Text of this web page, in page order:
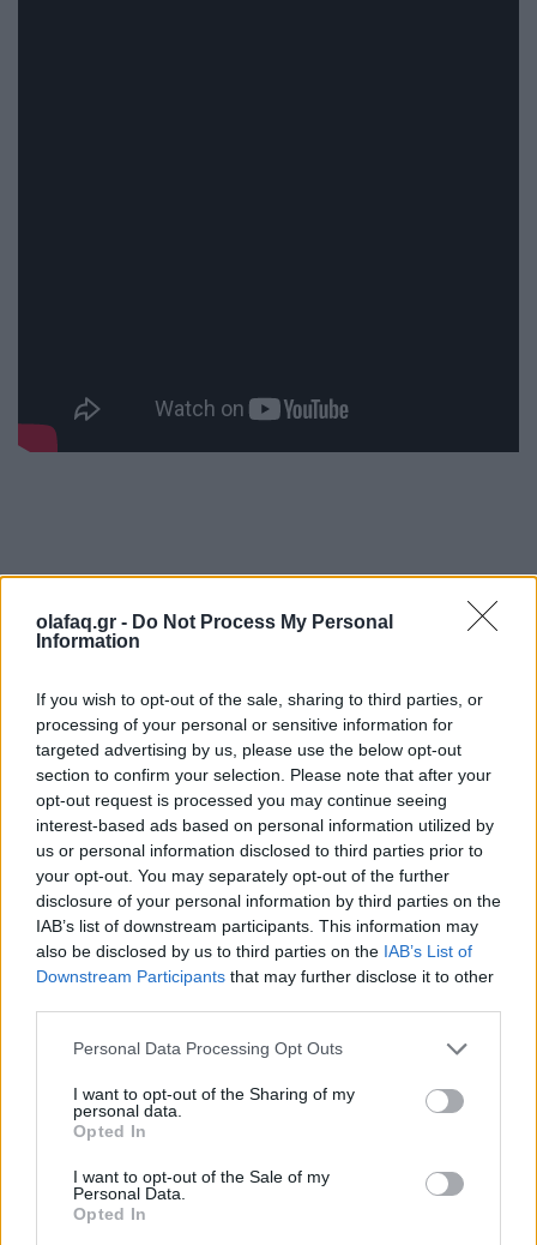
olafaq.gr - Do Not Process My Personal
Information
If you wish to opt-out of the sale, sharing to third parties, or
processing of your personal or sensitive information for
targeted advertising by us, please use the below opt-out
section to confirm your selection. Please note that after your
opt-out request is processed you may continue seeing
interest-based ads based on personal information utilized by
us or personal information disclosed to third parties prior to
your opt-out. You may separately opt-out of the further
disclosure of your personal information by third parties on the
IAB’s list of downstream participants. This information may
also be disclosed by us to third parties on the IAB’s List of
Downstream Participants that may further disclose it to other
Personal Data Processing Opt Outs
I want to opt-out of the Sharing of my
personal data.
Opted In
I want to opt-out of the Sale of my
Personal Data.
Opted In
Οι δυο αξιωματούχοι δήλωσαν επίσης ότι
Πεντάγωνο είναι αποφασισμένο να αφαιρέσει το
στίγμα που συνδέεται με τις θεάσεις ανεξήγητων
ιπτάμενων αντικειμένων, ενθαρρύνοντας τους
πιλότους να αναφέρουν τέτοια φαινόμενα.
Ο πρόεδρος της αρμόδιας επιτροπής, Αντρέ
Κάρσον, είπε ότι το Πεντάγωνο θα πρέπει να λάβει
σοβαρά υπόψη το θέμα των ΑΤΙΑ.«Τα ΑΤΙΑ
είναι ανεξήγητα. Αυτό είναι αληθές. Όμως είναι
τονίζοντας ότι στο παρελθόν οι αξιωματούχοι του
Πενταγώνου έχουν επικεντρωθεί σε περιπτώσεις
που είναι σχετικά εύκολο να εξηγηθούν, ενώ
αποφεύγουν αυτές που δεν μπορούν να εξηγηθούν.